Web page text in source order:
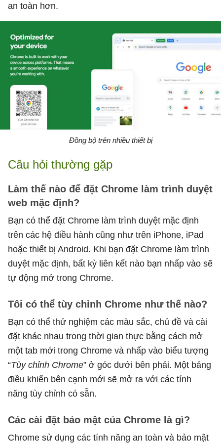
an toàn hơn.
Đồng bộ trên nhiều thiết bị
Câu hỏi thường gặp
Làm thế nào để đặt Chrome làm trình duyệt
web mặc định?
Bạn có thể đặt Chrome làm trình duyệt mặc định
trên các hệ điều hành cũng như trên iPhone, iPad
hoặc thiết bị Android. Khi bạn đặt Chrome làm trình
duyệt mặc định, bất kỳ liên kết nào bạn nhấp vào sẽ
tự động mở trong Chrome.
Tôi có thể tùy chỉnh Chrome như thế nào?
Bạn có thể thử nghiệm các màu sắc, chủ đề và cài
đặt khác nhau trong thời gian thực bằng cách mở
một tab mới trong Chrome và nhấp vào biểu tượng
“Tùy chỉnh Chrome” ở góc dưới bên phải. Một bảng
điều khiển bên cạnh mới sẽ mở ra với các tính
năng tùy chỉnh có sẵn.
Các cài đặt bảo mật của Chrome là gì?
Chrome sử dụng các tính năng an toàn và bảo mật